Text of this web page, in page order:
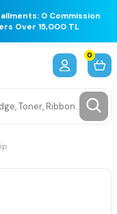
0 Commission
Over 15,000 TL
0